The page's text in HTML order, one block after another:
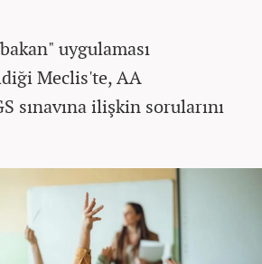
uygulaması
Meclis'te, AA
sınavına ilişkin sorularını